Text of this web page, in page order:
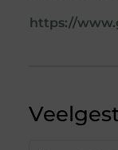
https://